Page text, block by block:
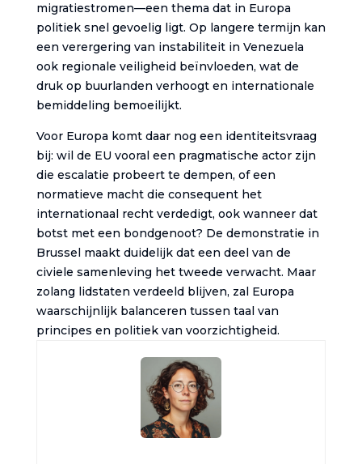
migratiestromen—een thema dat in Europa
politiek snel gevoelig ligt. Op langere termijn kan
een verergering van instabiliteit in Venezuela
ook regionale veiligheid beïnvloeden, wat de
druk op buurlanden verhoogt en internationale
bemiddeling bemoeilijkt.
Voor Europa komt daar nog een identiteitsvraag
bij: wil de EU vooral een pragmatische actor zijn
die escalatie probeert te dempen, of een
normatieve macht die consequent het
internationaal recht verdedigt, ook wanneer dat
botst met een bondgenoot? De demonstratie in
Brussel maakt duidelijk dat een deel van de
civiele samenleving het tweede verwacht. Maar
zolang lidstaten verdeeld blijven, zal Europa
waarschijnlijk balanceren tussen taal van
principes en politiek van voorzichtigheid.